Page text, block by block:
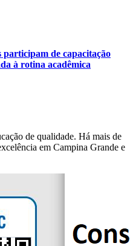
participam de capacitação
à rotina acadêmica
de qualidade. Há mais de
em Campina Grande e